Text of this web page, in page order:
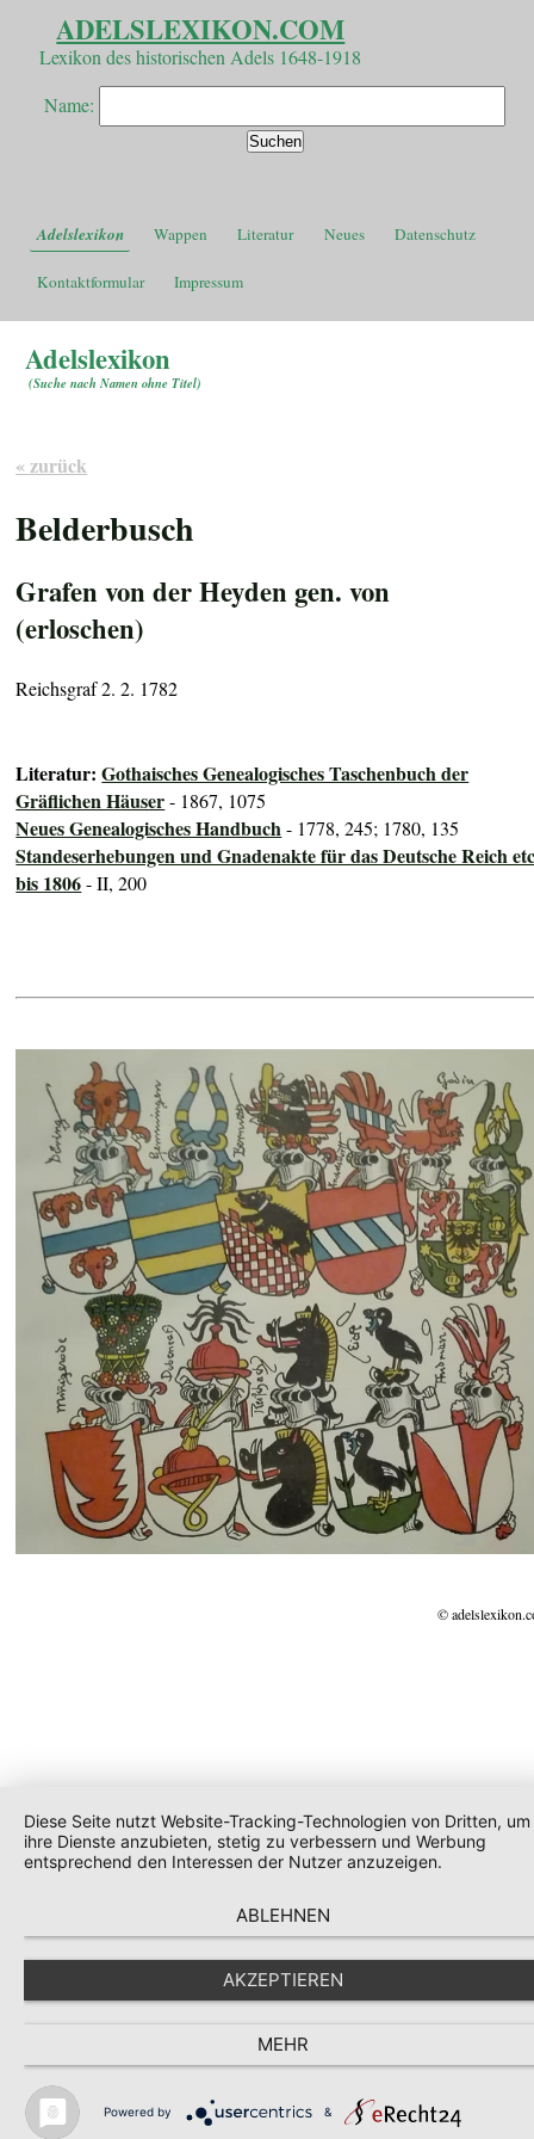
ADELSLEXIKON.COM
Lexikon des historischen Adels 1648-1918
Name:
Adelslexikon Wappen Literatur Neues Datenschutz
Kontaktformular Impressum
Adelslexikon
(Suche nach Namen ohne Titel)
« zurück
Belderbusch
Grafen von der Heyden gen. von
(erloschen)
Reichsgraf 2. 2. 1782
Literatur:Gothaisches Genealogisches Taschenbuch der
Gräflichen Häuser- 1867, 1075
Neues Genealogisches Handbuch- 1778, 245; 1780, 135
Standeserhebungen und Gnadenakte für das Deutsche Reich
bis 1806- II, 200
©
Diese Seite nutzt Website-Tracking-Technologien von Dritten, um
ihre Dienste anzubieten, stetig zu verbessern und Werbung
entsprechend den Interessen der Nutzer anzuzeigen.
ABLEHNEN
AKZEPTIEREN
MEHR
Powered by &